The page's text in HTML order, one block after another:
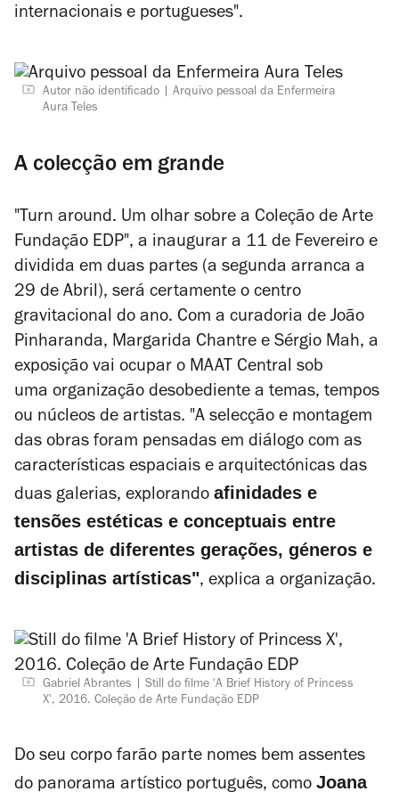
internacionais e portugueses".
Autor não identificado
Arquivo pessoal da Enfermeira
Aura Teles
A colecção em grande
"Turn around. Um olhar sobre a Coleção de Arte
Fundação EDP", a inaugurar a 11 de Fevereiro e
dividida em duas partes (a segunda arranca a
29 de Abril), será certamente o centro
gravitacional do ano. Com a curadoria de João
Pinharanda, Margarida Chantre e Sérgio Mah, a
exposição vai ocupar o MAAT Central sob
uma organização desobediente a temas, tempos
ou núcleos de artistas. "A selecção e montagem
das obras foram pensadas em diálogo com as
características espaciais e arquitectónicas das
duas galerias, explorando afinidades e
tensões estéticas e conceptuais entre
artistas de diferentes gerações, géneros e
disciplinas artísticas", explica a organização.
Gabriel Abrantes
Still do filme 'A Brief History of Princess
X', 2016. Coleção de Arte Fundação EDP
Do seu corpo farão parte nomes bem assentes
do panorama artístico português, como Joana